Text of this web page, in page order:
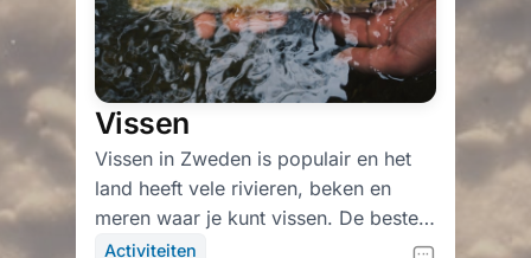
Vissen
Vissen in Zweden is populair en het
land heeft vele rivieren, beken en
meren waar je kunt vissen. De beste
plaatsen om te vissen kunnen
Activiteiten